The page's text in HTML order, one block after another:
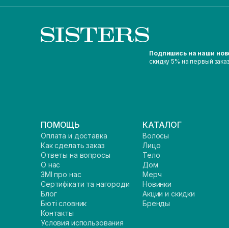
Подпишись на наши
скидку 5% на первый заказ
ПОМОЩЬ
Оплата и доставка
Как сделать заказ
Ответы на вопросы
О нас
ЗМІ про нас
Сертифікати та нагороди
Блог
Бюті словник
Контакты
Условия использования
КАТАЛОГ
Волосы
Лицо
Тело
Дом
Мерч
Новинки
Акции и скидки
Бренды